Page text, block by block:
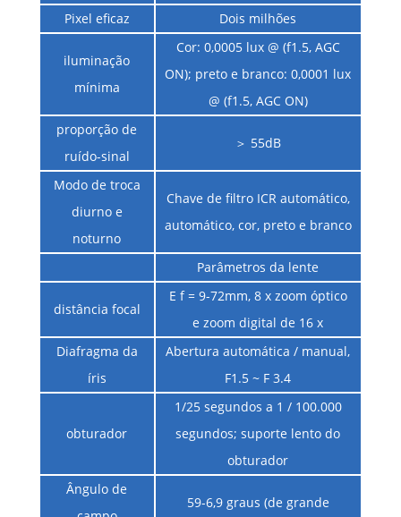
Pixel eficaz
Dois milhões
iluminação
mínima
Cor: 0,0005 lux @ (f1.5, AGC
ON); preto e branco: 0,0001 lux
@ (f1.5, AGC ON)
proporção de
ruído-sinal
＞ 55dB
Modo de troca
diurno e
noturno
Chave de filtro ICR automático,
automático, cor, preto e branco
Parâmetros da lente
distância focal
E f = 9-72mm, 8 x zoom óptico
e zoom digital de 16 x
Diafragma da
íris
Abertura automática / manual,
F1.5 ~ F 3.4
obturador
1/25 segundos a 1 / 100.000
segundos; suporte lento do
obturador
Ângulo de
59-6,9 graus (de grande